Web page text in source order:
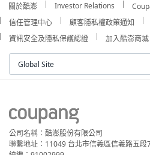
關於酷澎 Investor Relations
信任管理中心
顧客隱私權政策通知
資訊安全及隱私保護認證
加入酷澎商城
Global Site
公司名稱：酷澎股份有限公司
聯繫地址：11049 台北市信義區信義路五段